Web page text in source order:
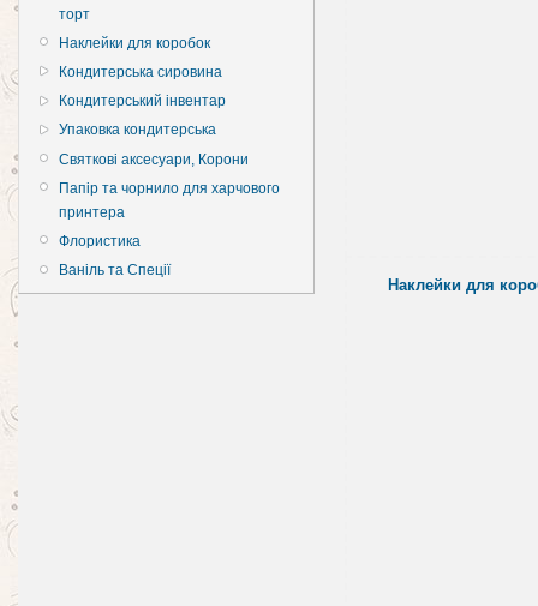
торт
Наклейки для коробок
Кондитерська сировина
Кондитерський інвентар
Упаковка кондитерська
Святкові аксесуари, Корони
Папір та чорнило для харчового
принтера
Флористика
Ваніль та Спеції
Наклейки для